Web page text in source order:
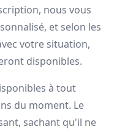
nous vous
et selon les
votre situation,
disponibles.
à tout
du moment. Le
sachant qu'il ne